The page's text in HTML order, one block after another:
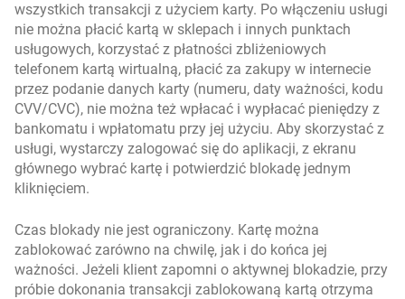
wszystkich transakcji z użyciem karty. Po włączeniu usługi
nie można płacić kartą w sklepach i innych punktach
usługowych, korzystać z płatności zbliżeniowych
telefonem kartą wirtualną, płacić za zakupy w internecie
przez podanie danych karty (numeru, daty ważności, kodu
CVV/CVC), nie można też wpłacać i wypłacać pieniędzy z
bankomatu i wpłatomatu przy jej użyciu. Aby skorzystać z
usługi, wystarczy zalogować się do aplikacji, z ekranu
głównego wybrać kartę i potwierdzić blokadę jednym
kliknięciem.
Czas blokady nie jest ograniczony. Kartę można
zablokować zarówno na chwilę, jak i do końca jej
ważności. Jeżeli klient zapomni o aktywnej blokadzie, przy
próbie dokonania transakcji zablokowaną kartą otrzyma